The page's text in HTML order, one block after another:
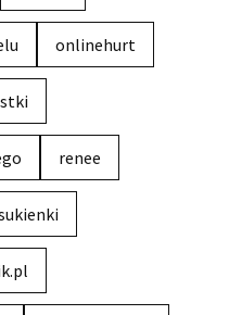
onlinehurt
renee